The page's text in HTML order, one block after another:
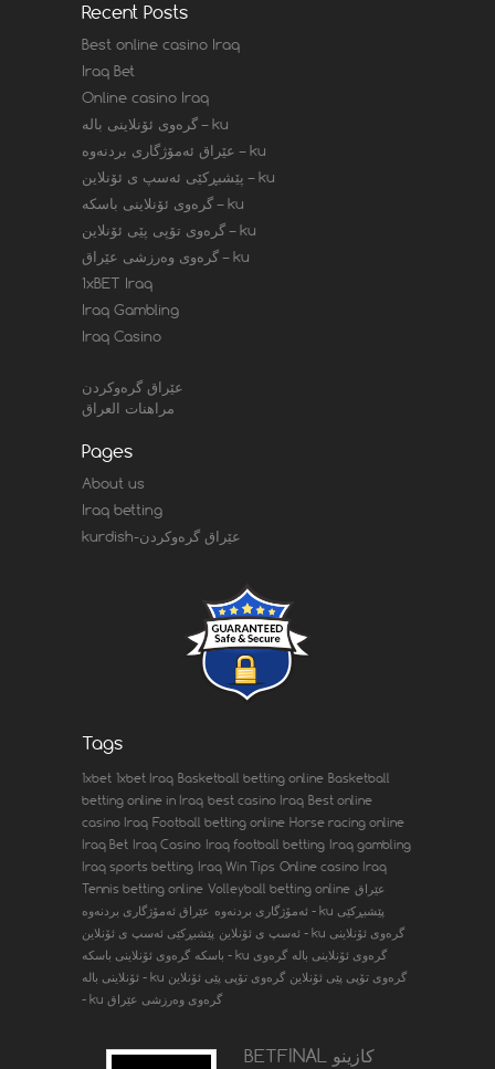
Recent Posts
Best online casino Iraq
Iraq Bet
Online casino Iraq
گرەوی ئۆنلاینی بالە – ku
عێراق ئەمۆژگاری بردنەوە – ku
پێشبڕکێی ئەسپ ی ئۆنلاین – ku
گرەوی ئۆنلاینی باسکە – ku
گرەوی تۆپی پێی ئۆنلاین – ku
گرەوی وەرزشی عێراق – ku
1xBET Iraq
Iraq Gambling
Iraq Casino
عێراق گرەوکردن
مراهنات العراق
Pages
About us
Iraq betting
kurdish-عێراق گرەوکردن
Tags
1xbet 1xbet Iraq Basketball betting online Basketball
betting online in Iraq best casino Iraq Best online
casino Iraq Football betting online Horse racing online
Iraq Bet Iraq Casino Iraq football betting Iraq gambling
Iraq sports betting Iraq Win Tips Online casino Iraq
Tennis betting online Volleyball betting online عێراق
ئەمۆژگاری بردنەوە عێراق ئەمۆژگاری بردنەوە - ku پێشبڕکێی
ئەسپ ی ئۆنلاین پێشبڕکێی ئەسپ ی ئۆنلاین - ku گرەوی ئۆنلاینی
باسکە گرەوی ئۆنلاینی باسکە - ku گرەوی ئۆنلاینی بالە گرەوی
ئۆنلاینی بالە - ku
گرەوی تۆپی پێی ئۆنلاین گرەوی تۆپی پێی ئۆنلاین
- ku گرەوی وەرزشی عێراق
BETFINAL كازينو